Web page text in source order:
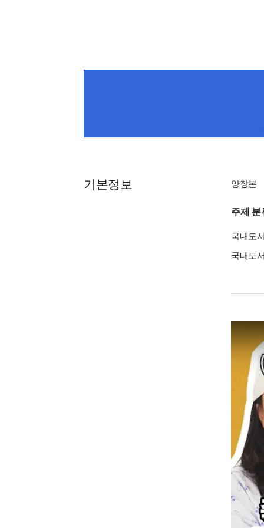
기본정보 양장본
주제 분
국내도
국내도